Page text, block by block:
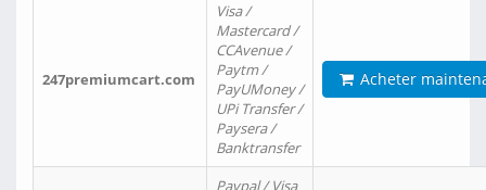
247premiumcart.com
Visa /
Mastercard /
CCAvenue /
Paytm /
PayUMoney /
UPi Transfer /
Paysera /
Banktransfer
Acheter
Paypal / Visa